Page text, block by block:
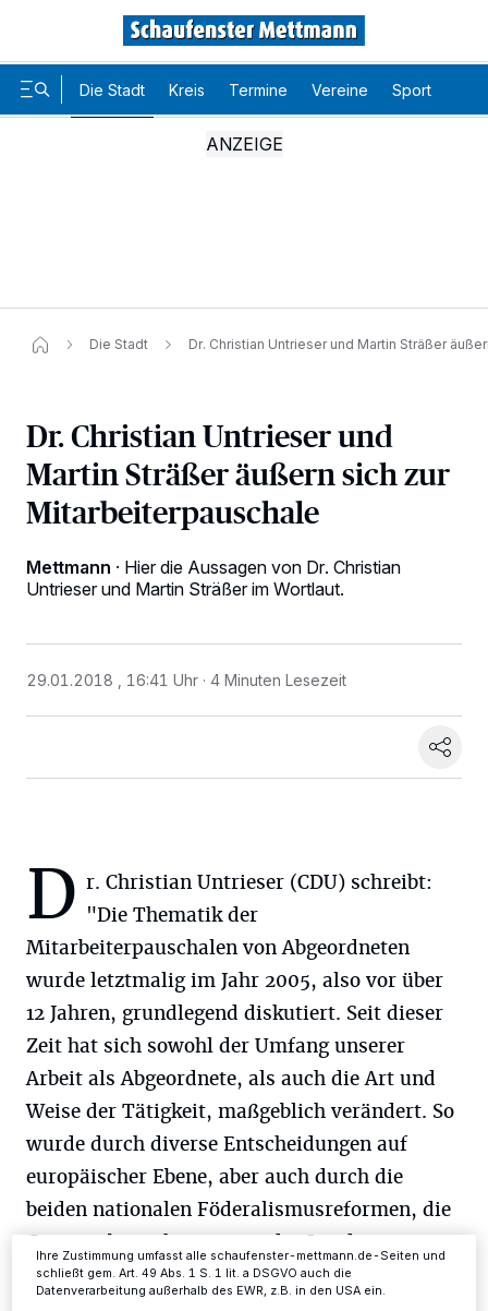
Die Stadt Kreis Termine Vereine Sport
Die Stadt Dr. Christian Untrieser und Martin Sträßer
Dr. Christian Untrieser und
Martin Sträßer äußern sich zur
Mitarbeiterpauschale
Mettmann · Hier die Aussagen von Dr. Christian
Untrieser und Martin Sträßer im Wortlaut.
29.01.2018 , 16:41 Uhr 4 Minuten Lesezeit
D r. Christian Untrieser (CDU) schreibt:
"Die Thematik der
Mitarbeiterpauschalen von Abgeordneten
wurde letztmalig im Jahr 2005, also vor über
12 Jahren, grundlegend diskutiert. Seit dieser
Zeit hat sich sowohl der Umfang unserer
Arbeit als Abgeordnete, als auch die Art und
Weise der Tätigkeit, maßgeblich verändert. So
wurde durch diverse Entscheidungen auf
europäischer Ebene, aber auch durch die
beiden nationalen Föderalismusreformen, die
Gesetzgebungskompetenz des Landtags
ausgebaut.
Wir und unsere218
-Partner speichern und greifen auf
personenbezogene Daten wie Browserdaten oder eindeutige
Kennungen auf Ihrem Gerät zu. Durch Auswahl von OK aktivieren Sie
Tracking-Technologien für die unter „Wir und unsere Partner
verarbeiten Daten, um Ihnen Dienste bereitzustellen“ aufgeführten
Zwecke. Wenn Tracker deaktiviert sind, sind manche Inhalte und
Anzeigen möglicherweise nicht mehr so relevant für Sie. Sie können
dieses Menü jederzeit wieder aufrufen, um Ihre Einstellungen zu
ändern oder Ihre Einwilligung zu widerrufen, indem Sie auf den Link
Ihre Einstellungen gelten innerhalb unseres Website. Weitere
Ihre Zustimmung umfasst alle schaufenster-mettmann.de-Seiten und
schließt gem. Art. 49 Abs. 1 S. 1 lit. a DSGVO auch die
Datenverarbeitung außerhalb des EWR, z.B. in den USA ein.